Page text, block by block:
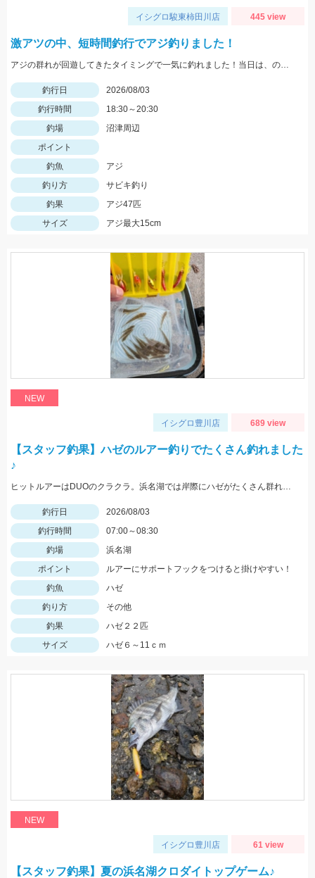
イシグロ駿東柿田川店 445 view
激アツの中、短時間釣行でアジ釣りました！
アジの群れが回遊してきたタイミングで一気に釣れました！当日は、のべ竿と豆アジマッチ・スピード餌つけ器仕掛・生アミエビなどを使用しました。
釣行日
2026/08/03
釣行時間
18:30～20:30
釣場
沼津周辺
ポイント
釣魚
アジ
釣り方
サビキ釣り
釣果
アジ47匹
サイズ
アジ最大15cm
NEW
イシグロ豊川店 689 view
【スタッフ釣果】ハゼのルアー釣りでたくさん釣れました
♪
ヒットルアーはDUOのクラクラ。浜名湖では岸際にハゼがたくさん群れているのが見えます。ハゼ用のルアーを底に当てながらゆっくり巻くだけ！ハゼがたくさんアタックしてきて面白いです。
釣行日
2026/08/03
釣行時間
07:00～08:30
釣場
浜名湖
ポイント
ルアーにサポートフックをつけると掛けやすい！
釣魚
ハゼ
釣り方
その他
釣果
ハゼ２２匹
サイズ
ハゼ６～11ｃｍ
NEW
イシグロ豊川店 61 view
【スタッフ釣果】夏の浜名湖クロダイトップゲーム♪